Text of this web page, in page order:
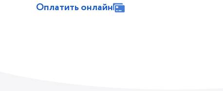
Оплатить онлайн